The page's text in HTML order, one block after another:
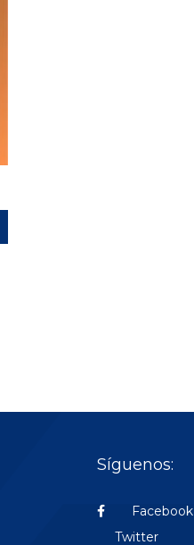
Síguenos:
Facebook
Twitter